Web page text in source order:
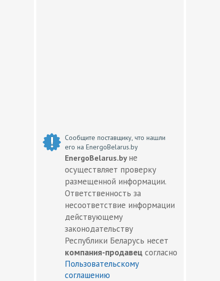
Сообщите поставщику, что нашли
его на EnergoBelarus.by
EnergoBelarus.by не
осуществляет проверку
размещенной информации.
Ответственность за
несоответствие информации
действующему
законодательству
Республики Беларусь несет
компания-продавец согласно
Пользовательскому
соглашению